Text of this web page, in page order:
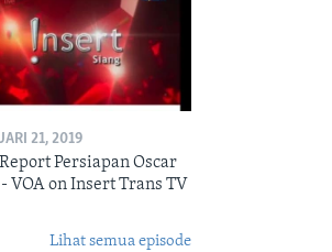
21, 2019
Persiapan Oscar
VOA on Insert Trans TV
Lihat semua episode